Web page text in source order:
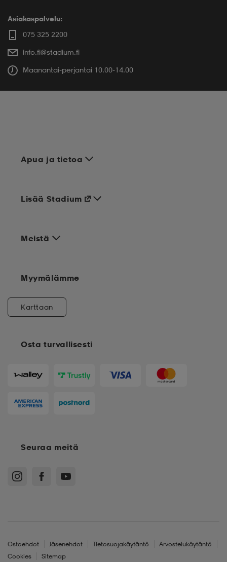
Asiakaspalvelu:
075 325 2200
info.fi@stadium.fi
Maanantai-perjantai 10.00-14.00
Apua ja tietoa
Meistä
Osta turvallisesti
Lisää Stadium
Myymälämme
Karttaan
Seuraa meitä
Ostoehdot Jäsenehdot Tietosuojakäytäntö
Arvostelukäytäntö
Cookies
Sitemap